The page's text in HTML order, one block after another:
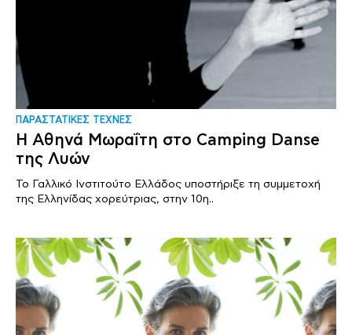
ΠΑΡΑΣΤΑΤΙΚΕΣ ΤΕΧΝΕΣ
Η Αθηνά Μωραΐτη στο Camping Danse
της Λυών
Το Γαλλικό Ινστιτούτο Ελλάδος υποστήριξε τη συμμετοχή
της Ελληνίδας χορεύτριας, στην 10η..